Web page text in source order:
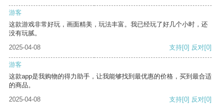
游客
这款游戏非常好玩，画面精美，玩法丰富。我已经玩了好几个小时，还
没有玩腻。
2025-04-08
支持[0] 反对[0]
游客
这款app是我购物的得力助手，让我能够找到最优惠的价格，买到最合适
的商品。
2025-04-08
支持[0] 反对[0]